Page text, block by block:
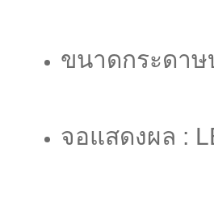
ขนาดกระดาษ
จอแสดงผล :